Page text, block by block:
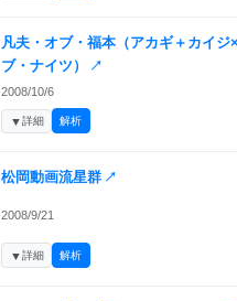
凡夫・オブ・福本（アカギ＋カイジ
ブ・ナイツ）
↗
2008/10/6
▼詳細 解析
松岡動画流星群 ↗
2008/9/21
▼詳細 解析